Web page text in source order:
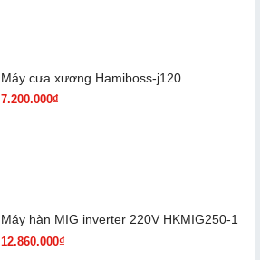
Máy cưa xương Hamiboss-j120
7.200.000₫
Máy hàn MIG inverter 220V HKMIG250-1
12.860.000₫